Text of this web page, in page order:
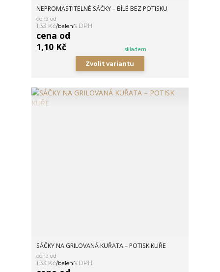
NEPROMASTITELNÉ SÁČKY – BÍLÉ BEZ POTISKU
cena od
1,33 Kč/balení
cena od
1,10 Kč
skladem
Zvolit variantu
SÁČKY NA GRILOVANÁ KUŘATA – POTISK KUŘE
cena od
1,33 Kč/balení